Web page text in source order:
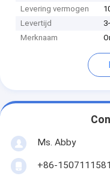
Levering vermogen
Levertijd
Merknaam
Ms. Abby
+86-